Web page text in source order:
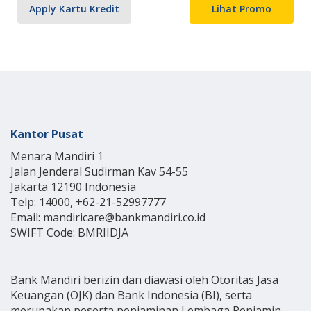
Apply Kartu Kredit Lihat Promo
Kantor Pusat
Menara Mandiri 1
Jalan Jenderal Sudirman Kav 54-55
Jakarta 12190 Indonesia
Telp: 14000, +62-21-52997777
Email: mandiricare@bankmandiri.co.id
SWIFT Code: BMRIIDJA
Bank Mandiri berizin dan diawasi oleh Otoritas Jasa
Keuangan (OJK) dan Bank Indonesia (BI), serta